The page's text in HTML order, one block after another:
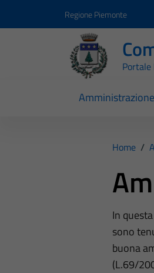
Regione Piemonte
Amministrazione
Home /
In
sono
buona
(L.69/